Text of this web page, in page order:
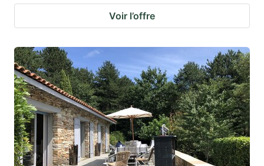
Voir l’offre